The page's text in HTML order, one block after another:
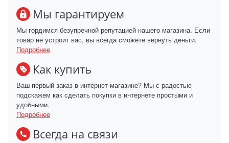
Мы гарантируем
Мы гордимся безупречной репутацией нашего магазина. Если
товар не устроит вас, вы всегда сможете вернуть деньги.
Подробнее
Как купить
Ваш первый заказ в интернет-магазине? Мы с радостью
подскажем как сделать покупки в интернете простыми и
удобными.
Подробнее
Всегда на связи